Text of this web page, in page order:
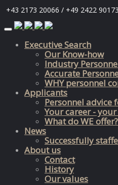
+43 2173 20066 / +49 2422
Skip
contentExecutive Search
Our Know-how
Industry
Accurate
WHY personnel
Applicants
Personnel advice
Your career -
What do WE offer?
News
Successfully
About us
Contact
History
Our values